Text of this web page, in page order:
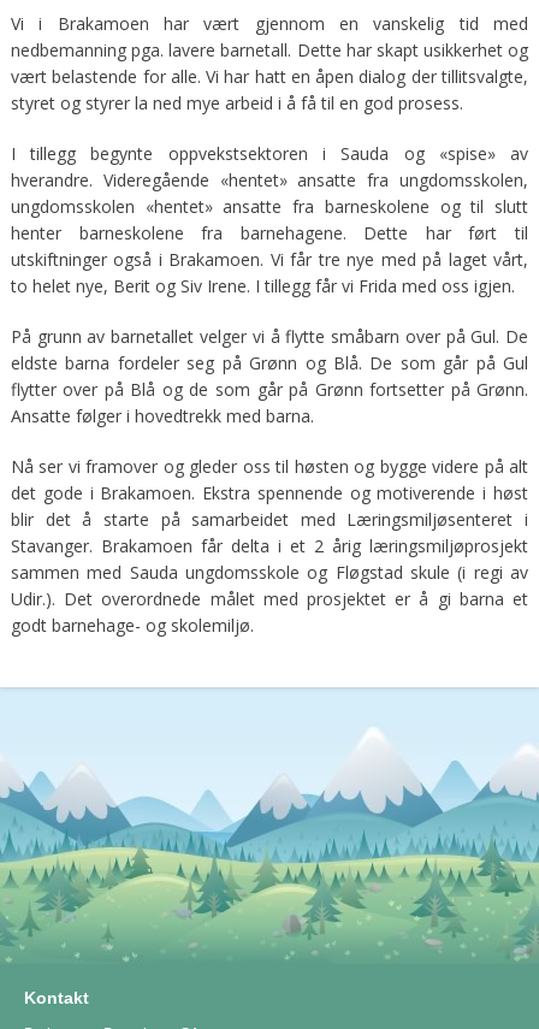
Vi i Brakamoen har vært gjennom en vanskelig tid med
nedbemanning pga. lavere barnetall. Dette har skapt usikkerhet og
vært belastende for alle. Vi har hatt en åpen dialog der tillitsvalgte,
styret og styrer la ned mye arbeid i å få til en god prosess.
I tillegg begynte oppvekstsektoren i Sauda og «spise» av
hverandre. Videregående «hentet» ansatte fra ungdomsskolen,
ungdomsskolen «hentet» ansatte fra barneskolene og til slutt
henter barneskolene fra barnehagene. Dette har ført til
utskiftninger også i Brakamoen. Vi får tre nye med på laget vårt,
to helet nye, Berit og Siv Irene. I tillegg får vi Frida med oss igjen.
På grunn av barnetallet velger vi å flytte småbarn over på Gul. De
eldste barna fordeler seg på Grønn og Blå. De som går på Gul
flytter over på Blå og de som går på Grønn fortsetter på Grønn.
Ansatte følger i hovedtrekk med barna.
Nå ser vi framover og gleder oss til høsten og bygge videre på alt
det gode i Brakamoen. Ekstra spennende og motiverende i høst
blir det å starte på samarbeidet med Læringsmiljøsenteret i
Stavanger. Brakamoen får delta i et 2 årig læringsmiljøprosjekt
sammen med Sauda ungdomsskole og Fløgstad skule (i regi av
Udir.). Det overordnede målet med prosjektet er å gi barna et
godt barnehage- og skolemiljø.
Kontakt